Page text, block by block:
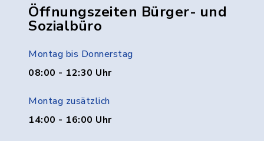
Öffnungszeiten Bürger- und
Sozialbüro
Montag bis Donnerstag
08:00 - 12:30 Uhr
Montag zusätzlich
14:00 - 16:00 Uhr